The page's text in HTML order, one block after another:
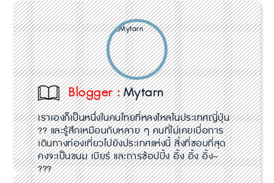
Blogger :Mytarn
เราเองก็เป็นหนึ่งในคนไทยที่หลงใหลในประเทศญี่ปุ่น
?? และรู้สึกเหมือนกับหลาย ๆ คนที่ไม่เคยเบื่อการ
เดินทางท่องเที่ยวไปยังประเทศแห่งนี้ สิ่งที่ชอบที่สุด
คงจะเป็นขนม เบียร์ และการช้อปปิ้ง อิ้ง อิ้ง อิ้ง~
???